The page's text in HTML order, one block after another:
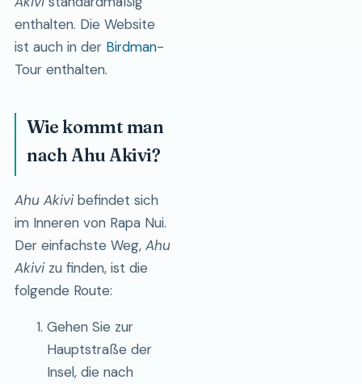
enthalten. Die Website
ist auch in der Birdman-
Tour enthalten.
Wie kommt man
nach Ahu Akivi?
Ahu Akivibefindet sich
im Inneren von Rapa Nui.
Der einfachste Weg, Ahu
Akivizu finden, ist die
folgende Route:
Gehen Sie zur
Hauptstraße der
Insel, die nach